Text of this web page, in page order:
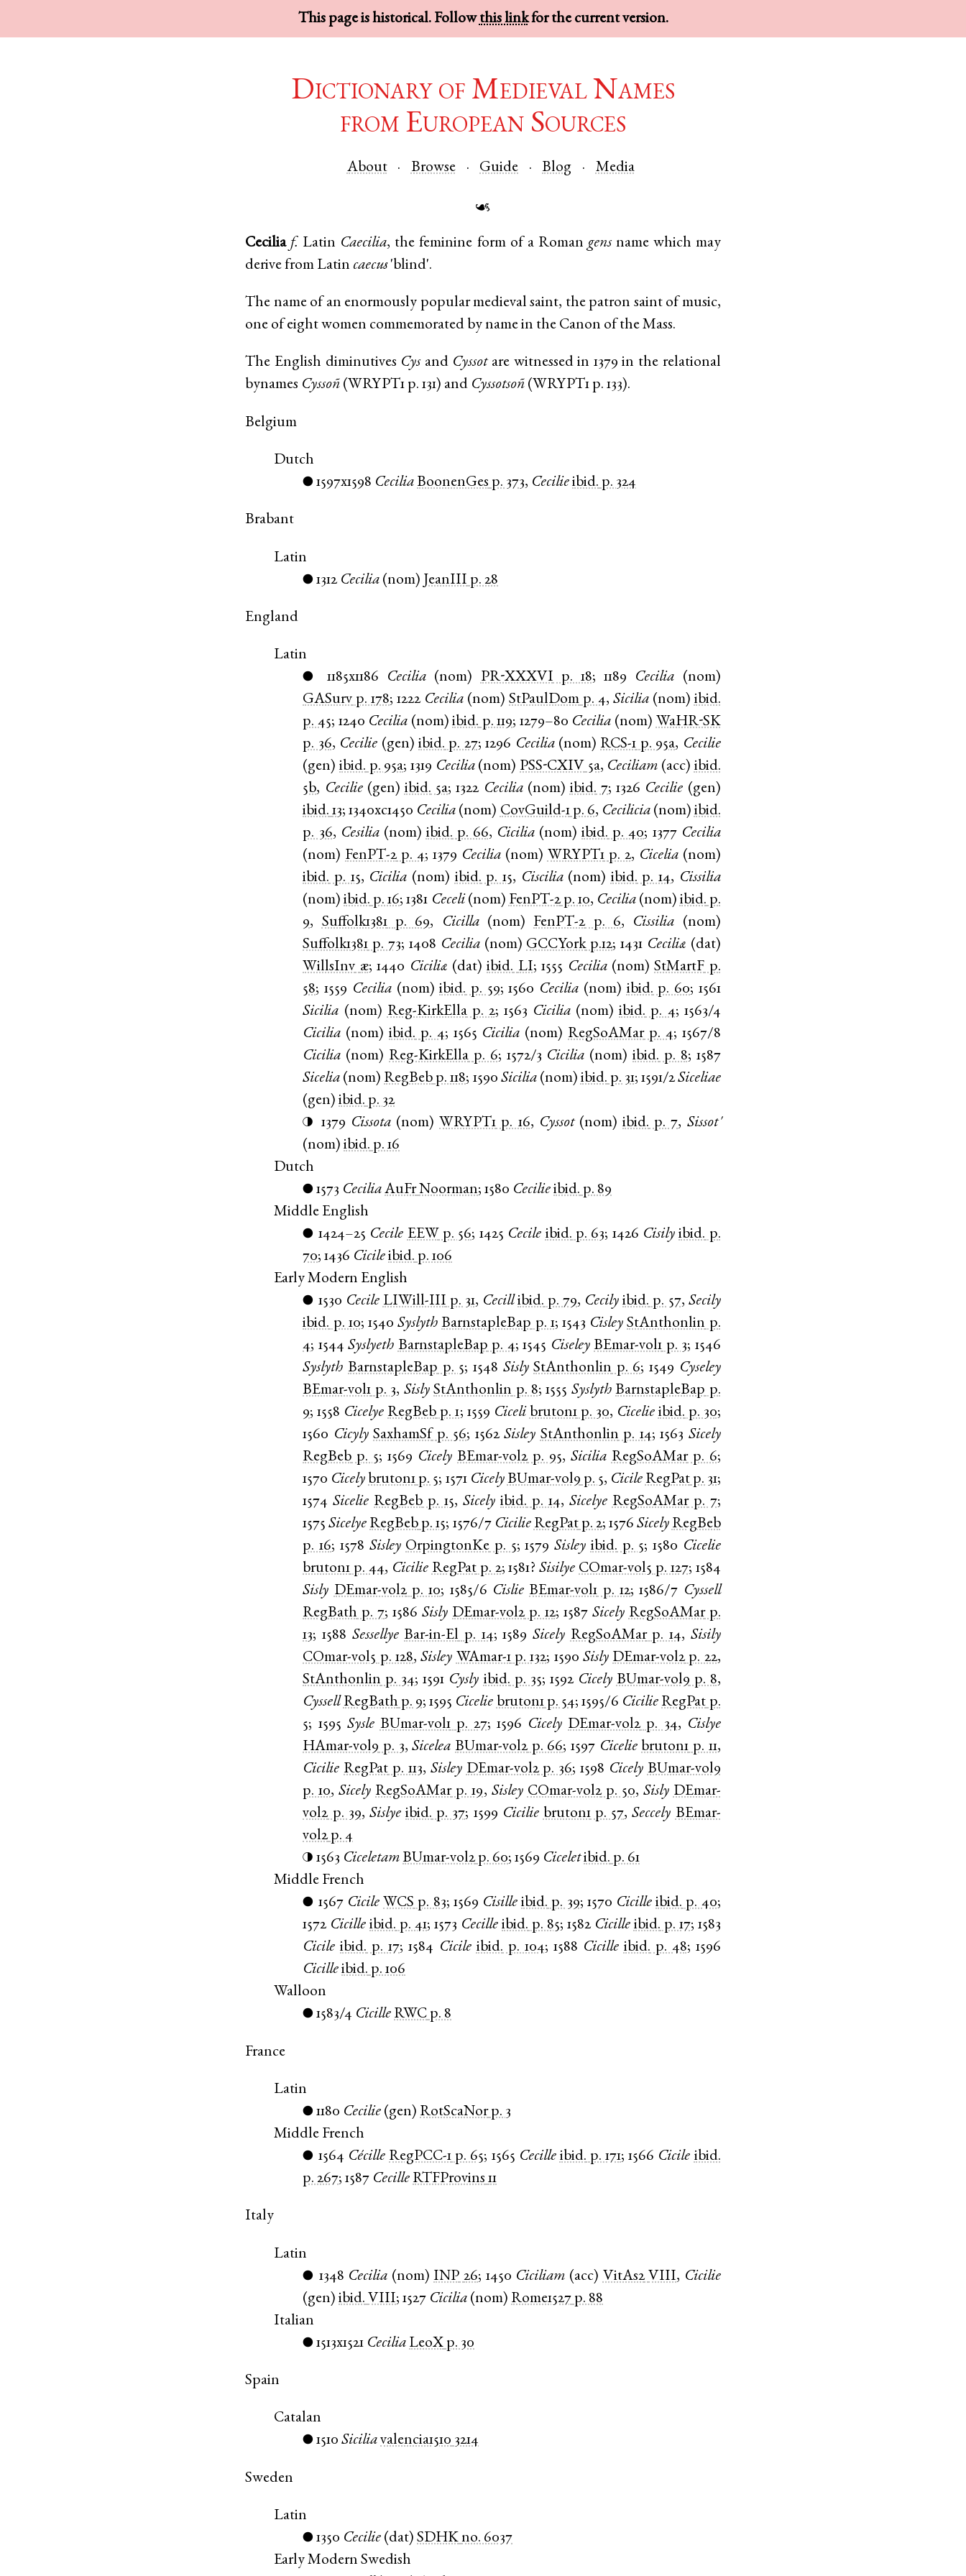
This page is historical. Followthis linkfor the current version.
Dictionary of Medieval Names
from European Sources
About Browse Guide Blog Media
☙
Cecilia f. Latin Caecilia, the feminine form of a Roman gensname which may
derive from Latin caecus'blind'.
The name of an enormously popular medieval saint, the patron saint of music,
one of eight women commemorated by name in the Canon of the Mass.
The English diminutives Cysand Cyssotare witnessed in 1379 in the relational
bynames Cyssoñ (WRYPT1 p. 131) and Cyssotsoñ (WRYPT1 p. 133).
Belgium
Dutch
● 1597x1598 Cecilia BoonenGes p. 373, Cecilie ibid. p. 324
Brabant
Latin
● 1312 Cecilia (nom) JeanIII p. 28
England
Latin
● 1185x1186 Cecilia (nom) PR-XXXVI p. 18;1189 Cecilia (nom)
GASurv p. 178;1222 Cecilia (nom)StPaulDom p. 4, Sicilia(nom) ibid.
p. 45; 1240 Cecilia (nom)ibid. p. 119; 1279–80 Cecilia (nom) WaHR-SK
p. 36, Cecilie (gen)ibid. p. 27;1296 Cecilia(nom) RCS-1 p. 95a, Cecilie
(gen)ibid. p. 95a;1319 Cecilia(nom) PSS-CXIV 5a, Ceciliam (acc) ibid.
5b, Cecilie(gen) ibid. 5a;1322 Cecilia(nom) ibid. 7;1326 Cecilie (gen)
ibid. 13;1340xc1450 Cecilia (nom) CovGuild-1 p. 6, Cecilicia(nom) ibid.
p. 36, Cesilia(nom) ibid. p. 66, Cicilia (nom)ibid. p. 40; 1377 Cecilia
(nom) FenPT-2 p. 4;1379 Cecilia (nom) WRYPT1 p. 2, Cicelia(nom)
ibid. p. 15, Cicilia (nom) ibid. p. 15, Ciscilia(nom) ibid. p. 14, Cissilia
(nom)ibid. p. 16;1381 Ceceli(nom) FenPT-2 p. 10, Cecilia(nom) ibid. p.
9, Suffolk1381 p. 69, Cicilla(nom) FenPT-2 p. 6, Cissilia (nom)
Suffolk1381 p. 73; 1408 Cecilia(nom) GCCYork p.12;1431 Ceciliæ (dat)
WillsInv æ;1440 Ciciliæ (dat)ibid. LI;1555 Cecilia(nom)StMartF p.
58;1559 Cecilia(nom)ibid. p. 59;1560 Cecilia (nom) ibid. p. 60; 1561
Sicilia (nom) Reg-KirkElla p. 2; 1563 Cicilia (nom)ibid. p. 4; 1563/4
Cicilia (nom)ibid. p. 4; 1565 Cicilia (nom) RegSoAMar p. 4; 1567/8
Cicilia (nom) Reg-KirkElla p. 6; 1572/3 Cicilia (nom)ibid. p. 8; 1587
Sicelia (nom) RegBeb p. 118; 1590 Sicilia(nom) ibid. p. 31; 1591/2 Siceliae
(gen)ibid. p. 32
◑ 1379 Cissota(nom) WRYPT1 p. 16, Cyssot(nom)ibid. p. 7, Sissot'
(nom)ibid. p. 16
Dutch
● 1573 Cecilia AuFrNoorman;1580 Cecilie ibid. p. 89
Middle English
● 1424–25 Cecile EEW p. 56; 1425 Cecile ibid. p. 63; 1426 Cisily ibid. p.
70;1436 Cicile ibid. p. 106
Early Modern English
● 1530 Cecile LIWill-III p. 31, Cecill ibid. p. 79, Cecily ibid. p. 57, Secily
ibid. p. 10;1540 Syslyth BarnstapleBap p. 1;1543 Cisley StAnthonlin p.
4; 1544 Syslyeth BarnstapleBap p. 4;1545 Ciseley BEmar-vol1 p. 3; 1546
Syslyth BarnstapleBap p. 5; 1548 Sisly StAnthonlin p. 6;1549 Cyseley
BEmar-vol1 p. 3, Sisly StAnthonlin p. 8;1555 Syslyth BarnstapleBap p.
9;1558 Cicelye RegBeb p. 1; 1559 Ciceli bruton1 p. 30, Cicelie ibid. p. 30;
1560 Cicyly SaxhamSf p. 56; 1562 Sisley StAnthonlin p. 14;1563 Sicely
RegBeb p. 5;1569 Cicely BEmar-vol2 p. 95, Sicilia RegSoAMar p. 6;
1570 Cicely bruton1 p. 5; 1571 Cicely BUmar-vol9 p. 5, Cicile RegPat p. 31;
1574 Sicelie RegBeb p. 15,Sicely ibid. p. 14, Sicelye RegSoAMar p. 7;
1575 Sicelye RegBeb p. 15; 1576/7 Cicilie RegPat p. 2; 1576 Sicely RegBeb
p. 16; 1578 Sisley OrpingtonKe p. 5;1579 Sisley ibid. p. 5;1580 Cicelie
bruton1 p. 44, Cicilie RegPat p. 2;1581? Sisilye COmar-vol5 p. 127; 1584
Sisly DEmar-vol2 p. 10; 1585/6 Cislie BEmar-vol1 p. 12;1586/7 Cyssell
RegBath p. 7;1586 Sisly DEmar-vol2 p. 12; 1587 Sicely RegSoAMar p.
13;1588 Sessellye Bar-in-El p. 14;1589 Sicely RegSoAMar p. 14, Sisily
COmar-vol5 p. 128,Sisley WAmar-1 p. 132; 1590 Sisly DEmar-vol2 p. 22,
StAnthonlin p. 34;1591 Cysly ibid. p. 35; 1592 Cicely BUmar-vol9 p. 8,
Cyssell RegBath p. 9;1595 Cicelie bruton1 p. 54;1595/6 Cicilie RegPat p.
5; 1595 Sysle BUmar-vol1 p. 27;1596 Cicely DEmar-vol2 p. 34, Cislye
HAmar-vol9 p. 3,Sicelea BUmar-vol2 p. 66;1597 Cicelie bruton1 p. 11,
Cicilie RegPat p. 113, Sisley DEmar-vol2 p. 36;1598 Cicely BUmar-vol9
p. 10,Sicely RegSoAMar p. 19, Sisley COmar-vol2 p. 50, Sisly DEmar-
vol2 p. 39, Sislye ibid. p. 37; 1599 Cicilie bruton1 p. 57,Seccely BEmar-
vol2 p. 4
◑ 1563 Ciceletam BUmar-vol2 p. 60;1569 Ciceletibid. p. 61
Middle French
● 1567 Cicile WCS p. 83; 1569 Cisille ibid. p. 39; 1570 Cicille ibid. p. 40;
1572 Cicille ibid. p. 41;1573 Cecille ibid. p. 85; 1582 Cicille ibid. p. 17; 1583
Cicile ibid. p. 17;1584 Cicile ibid. p. 104; 1588 Cicille ibid. p. 48; 1596
Cicille ibid. p. 106
Walloon
● 1583/4 Cicille RWC p. 8
France
Latin
● 1180 Cecilie (gen) RotScaNor p. 3
Middle French
● 1564 Cécille RegPCC-1 p. 65; 1565 Cecille ibid. p. 171;1566 Cicile ibid.
p. 267;1587 Cecille RTFProvins 11
Italy
Latin
● 1348 Cecilia (nom)INP 26; 1450 Ciciliam (acc) VitAs2 VIII, Cicilie
(gen)ibid. VIII;1527 Cicilia (nom) Rome1527 p. 88
Italian
● 1513x1521 Cecilia LeoX p. 30
Spain
Catalan
● 1510 Sicilia valencia1510 3214
Sweden
Latin
● 1350 Cecilie (dat)SDHK no. 6037
Early Modern Swedish